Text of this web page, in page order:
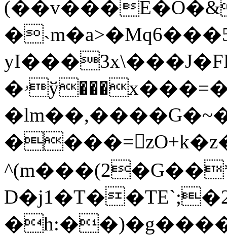
�ۥў���x���=��*��*�h�
����=zO+k�z�